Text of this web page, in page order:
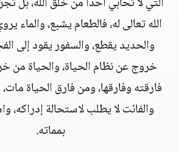
الله تعالى له، فالطعام يشبع، والماء
والحديد يقطع، والسفور يقود إلى
خروج عن نظام الحياة، والحياة من
فارقته وفارقها، ومن فارق الحياة
والفائت لا يطلب لاستحالة إدراكه،
بمماته.